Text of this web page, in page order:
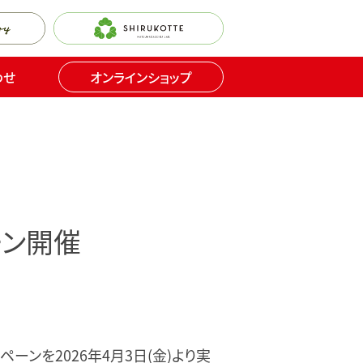
オンラインショップ
開催
ペーンを2026年4月3日(金)より実